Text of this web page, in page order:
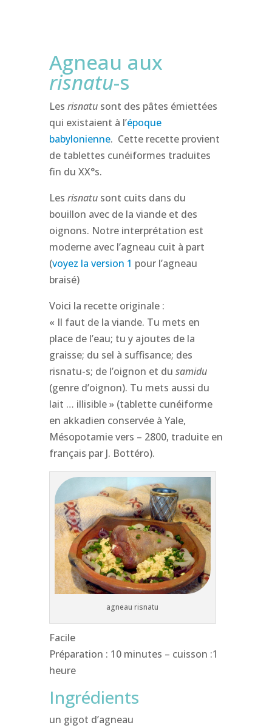
Agneau aux
risnatu-s
Les risnatusont des pâtes émiettées
qui existaient à l’époque
babylonienne. Cette recette provient
de tablettes cunéiformes traduites
fin du XX°s.
Les risnatusont cuits dans du
bouillon avec de la viande et des
oignons. Notre interprétation est
moderne avec l’agneau cuit à part
(voyez la version 1 pour l’agneau
braisé)
Voici la recette originale :
« Il faut de la viande. Tu mets en
place de l’eau; tu y ajoutes de la
graisse; du sel à suffisance; des
risnatu-s; de l’oignon et du samidu
(genre d’oignon). Tu mets aussi du
lait … illisible » (tablette cunéiforme
en akkadien conservée à Yale,
Mésopotamie vers – 2800, traduite en
français par J. Bottéro).
agneau risnatu
Facile
Préparation : 10 minutes – cuisson :1
heure
Ingrédients
un gigot d’agneau